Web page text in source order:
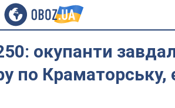
окупанти
по Краматорську,